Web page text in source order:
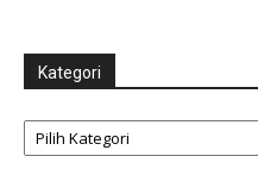
Kategori